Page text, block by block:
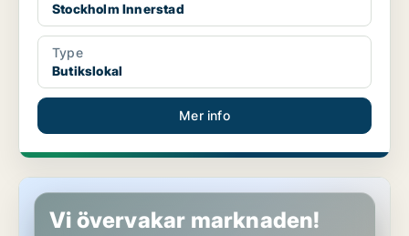
Stockholm Innerstad
Type
Butikslokal
Mer info
Butikslokal på Kungsholmen
Vi övervakar marknaden!